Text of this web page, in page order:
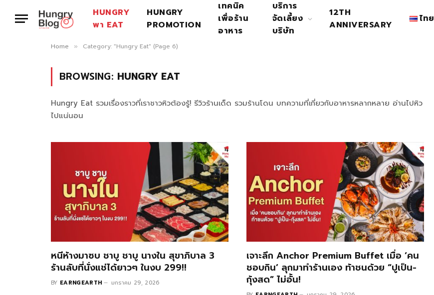
HUNGRY
พา EAT
HUNGRY
PROMOTION
เทคนิค
เพื่อร้าน
อาหาร
บริการ
จัดเลี้ยง
บริษัท
12TH
ANNIVERSARY
ไทย
Home » Category: "Hungry Eat" (Page 6)
BROWSING: HUNGRY EAT
Hungry Eat รวมเรื่องราวที่เราชาวหิวต้องรู้! รีวิวร้านเด็ด รวมร้านโดน บทความที่เกี่ยวกับอาหารหลากหลาย อ่านไปหิว
ไปแน่นอน
หนีห้างมาซบ ชาบู ชาบู นางใน สุขาภิบาล 3
ร้านลับที่นั่งแช่ได้ยาวๆ ในงบ 299!!
BY EARNGEARTH มกราคม 29, 2026
เจาะลึก Anchor Premium Buffet เมื่อ ‘คน
ชอบกิน’ ลุกมาทำร้านเอง ท้าชนด้วย “ปูเป็น-
กุ้งสด” ไม่อั้น!